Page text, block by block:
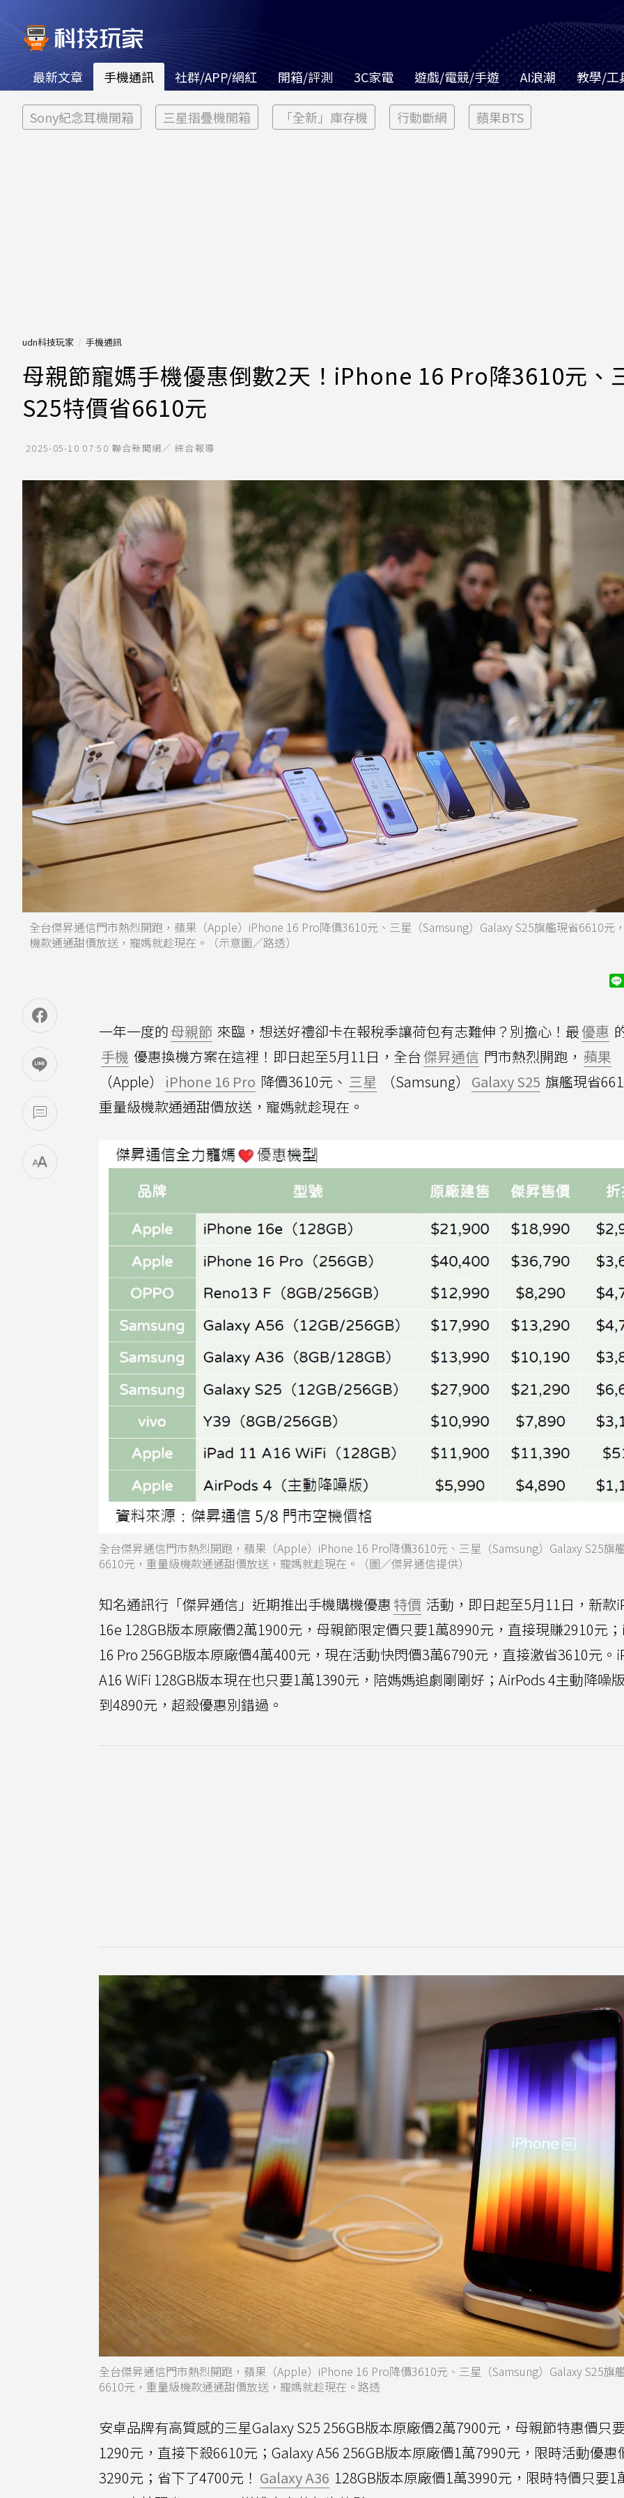
最新文章 手機通訊 社群/APP/網紅 開箱/評測 3C家電 遊戲/電競/手遊 AI浪潮 教學/工
Sony紀念耳機開箱 三星摺疊機開箱 「全新」庫存機 行動斷網 蘋果BTS
udn科技玩家 手機通訊
母親節寵媽手機優惠倒數2天！iPhone 16 Pro降3610元、
S25特價省6610元
2025-05-10 07:50 聯合新聞網／ 綜合報導
全台傑昇通信門市熱烈開跑，蘋果（Apple）iPhone 16 Pro降價3610元、三星（Samsung）Galaxy S25旗艦現省6610元
機款通通甜價放送，寵媽就趁現在。（示意圖／路透）
一年一度的母親節 來臨，想送好禮卻卡在報稅季讓荷包有志難伸？別擔心！最優惠
手機 優惠換機方案在這裡！即日起至5月11日，全台傑昇通信 門市熱烈開跑， 蘋果
（Apple）
iPhone 16 Pro 降價3610元、 三星 （Samsung） Galaxy S25 旗艦現省
重量級機款通通甜價放送，寵媽就趁現在。
全台傑昇通信門市熱烈開跑，蘋果（Apple）iPhone 16 Pro降價3610元、三星（Samsung）Galaxy S25旗
6610元，重量級機款通通甜價放送，寵媽就趁現在。（圖／傑昇通信提供）
知名通訊行「傑昇通信」近期推出手機購機優惠 特價 活動，即日起至5月11日，新款
16e 128GB版本原廠價2萬1900元，母親節限定價只要1萬8990元，直接現賺2910元
16 Pro 256GB版本原廠價4萬400元，現在活動快閃價3萬6790元，直接激省3610元。
A16 WiFi 128GB版本現在也只要1萬1390元，陪媽媽追劇剛剛好；AirPods 4主動降噪
到4890元，超殺優惠別錯過。
全台傑昇通信門市熱烈開跑，蘋果（Apple）iPhone 16 Pro降價3610元、三星（Samsung）Galaxy S25旗
6610元，重量級機款通通甜價放送，寵媽就趁現在。路透
安卓品牌有高質感的三星Galaxy S25 256GB版本原廠價2萬7900元，母親節特惠價只
1290元，直接下殺6610元；Galaxy A56 256GB版本原廠價1萬7990元，限時活動優惠
3290元；省下了4700元！ Galaxy A36 128GB版本原廠價1萬3990元，限時特價只要1